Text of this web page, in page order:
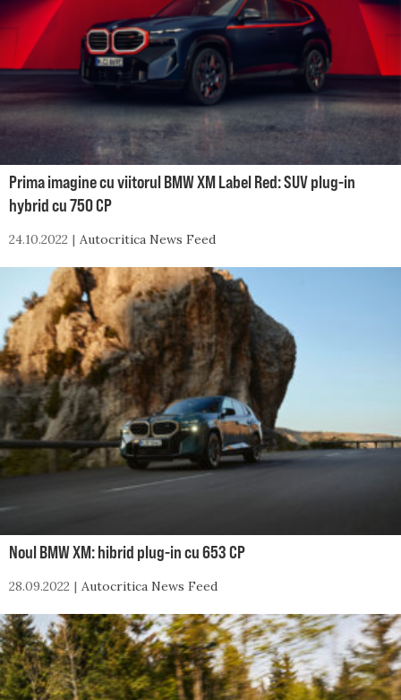
Prima imagine cu viitorul BMW XM Label Red: SUV plug-in
hybrid cu 750 CP
24.10.2022 Autocritica News Feed
Noul BMW XM: hibrid plug-in cu 653 CP
28.09.2022 Autocritica News Feed